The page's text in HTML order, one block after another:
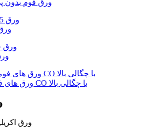
ورق فوم بدون پی وی
ورق 15 میلی متری
ورق های فومکس اکسترود شده با CO با چگالی بالا